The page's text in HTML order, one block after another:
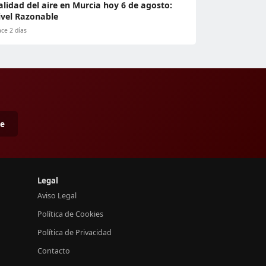
del aire en Murcia hoy 6 de agosto:
Razonable
2 días
Legal
Aviso Legal
Política de Cookies
Política de Privacidad
Contacto